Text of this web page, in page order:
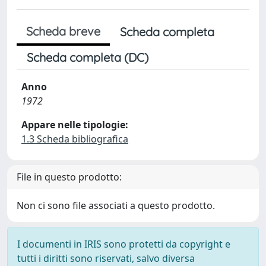
Scheda breve
Scheda completa
Scheda completa (DC)
Anno
1972
Appare nelle tipologie:
1.3 Scheda bibliografica
File in questo prodotto:
Non ci sono file associati a questo prodotto.
I documenti in IRIS sono protetti da copyright e
tutti i diritti sono riservati, salvo diversa